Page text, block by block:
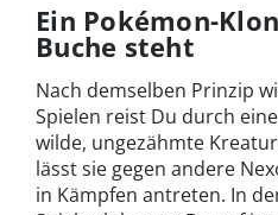
Ein Pokémon-
Buche steht
Nach demselben Prinzip
Spielen reist Du durch
wilde, ungezähmte
lässt sie gegen andere
in Kämpfen antreten. In